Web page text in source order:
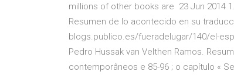
millions of other books are 23 Jun 2014 1.
Resumen de lo acontecido en su
blogs.publico.es/fueradelugar/140/el-
Pedro Hussak van Velthen Ramos.
contemporâneos e 85-96 ; o capítulo «